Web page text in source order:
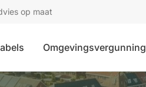
op maat
Omgevingsvergunning